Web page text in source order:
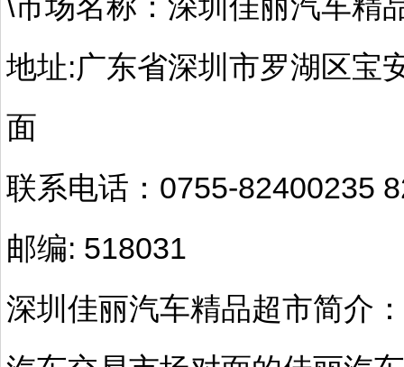
地址:广东省深圳市罗湖区宝
面
联系电话：0755-82400235
邮编: 518031
深圳佳丽汽车精品超市简介